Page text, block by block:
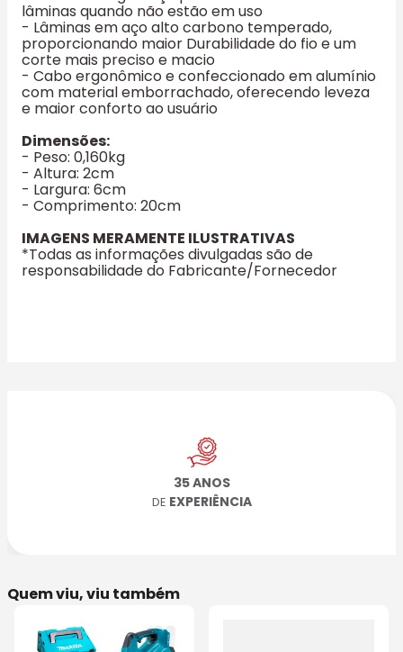
lâminas quando não estão em uso
- Lâminas em aço alto carbono temperado,
proporcionando maior Durabilidade do fio e um
corte mais preciso e macio
- Cabo ergonômico e confeccionado em alumínio
com material emborrachado, oferecendo leveza
e maior conforto ao usuário
Dimensões:
- Peso: 0,160kg
- Altura: 2cm
- Largura: 6cm
- Comprimento: 20cm
IMAGENS MERAMENTE ILUSTRATIVAS
*Todas as informações divulgadas são de
responsabilidade do Fabricante/Fornecedor
35 ANOS
DE EXPERIÊNCIA
Quem viu, viu também